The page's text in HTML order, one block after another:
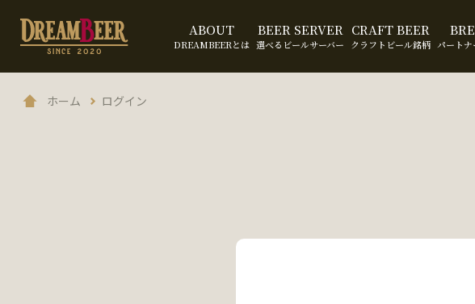
ABOUT
DREAMBEERとは
BEER SERVER
選べるビールサーバー
CRAFT BEER
クラフトビール銘柄 パートナ
ホーム ログイン